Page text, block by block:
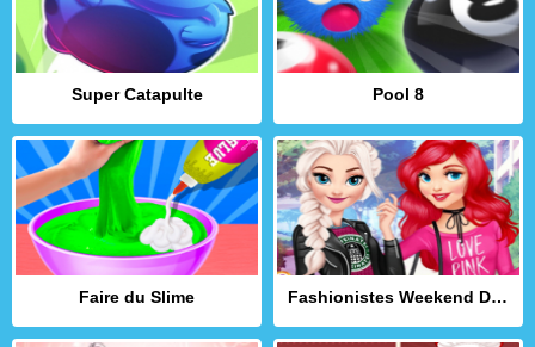
Super Catapulte Pool 8
Faire du Slime Fashionistes Weekend Décontracté